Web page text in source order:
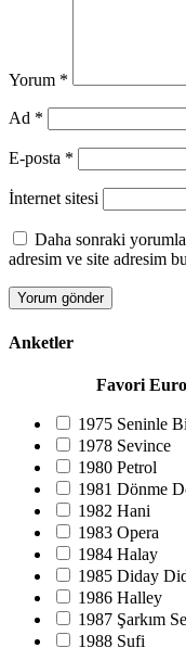
Yorum *
Ad *
E-posta *
İnternet sitesi
Daha sonraki
adresim ve site adresim
Anketler
Favori
1975 Seninle
1978 Sevince
1980 Petrol
1981 Dönme
1982 Hani
1983 Opera
1984 Halay
1985 Diday
1986 Halley
1987 Şarkım
1988 Sufi